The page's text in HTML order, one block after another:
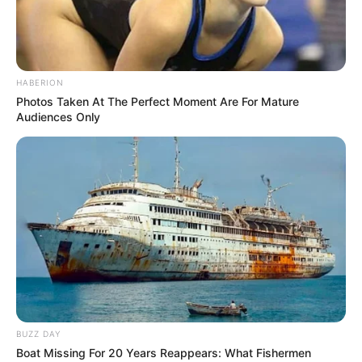
werfe ich einen
selbstgemachten
Luftballon in die
Toilette. Es kostet
einen Cent, erfüllt
den Raum aber
sofort mit dem Duft
von Frische und
Sauberkeit
HABERION
Photos Taken At The Perfect Moment Are For Mature
Audiences Only
BUZZ DAY
Boat Missing For 20 Years Reappears: What Fishermen